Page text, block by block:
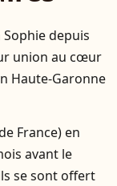
depuis
union au cœur
Haute-Garonne
France) en
avant le
se sont offert